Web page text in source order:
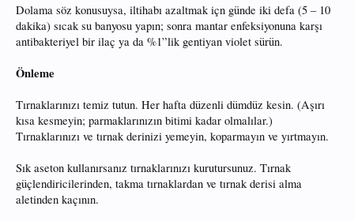
Dolama söz konusuysa, iltihabı azaltmak içn günde iki defa (5 – 10
dakika) sıcak su banyosu yapın; sonra mantar enfeksiyonuna karşı
antibakteriyel bir ilaç ya da %1”lik gentiyan violet sürün.
Önleme
Tırnaklarınızı temiz tutun. Her hafta düzenli dümdüz kesin. (Aşırı
kısa kesmeyin; parmaklarınızın bitimi kadar olmalılar.)
Tırnaklarınızı ve tırnak derinizi yemeyin, koparmayın ve yırtmayın.
Sık aseton kullanırsanız tırnaklarınızı kurutursunuz. Tırnak
güçlendiricilerinden, takma tırnaklardan ve tırnak derisi alma
aletinden kaçının.